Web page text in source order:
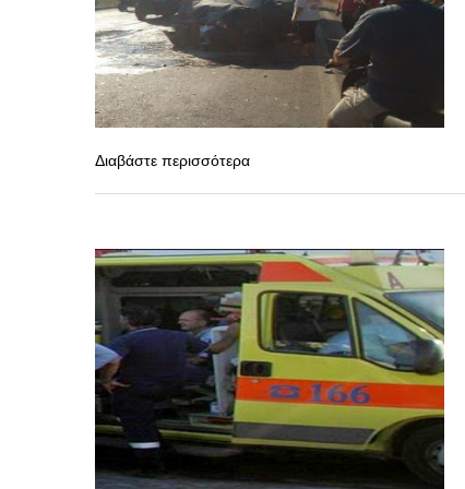
Διαβάστε περισσότερα